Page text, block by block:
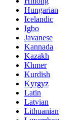
Hungarian
Icelandic
Igbo
Javanese
Kannada
Kazakh
Khmer
Kurdish
Kyrgyz
Latin
Latvian
Lithuanian